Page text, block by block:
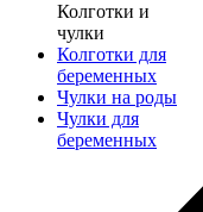
Колготки и
чулки
Колготки для
беременных
Чулки на роды
Чулки для
беременных